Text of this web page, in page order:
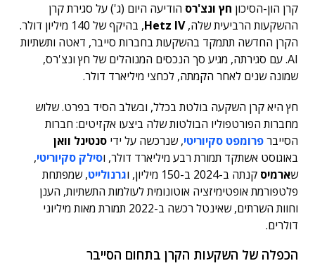
קרן הון-הסיכון חץ ונצ'רס הודיעה היום (ג') על סגירת קרן
ההשקעות הרביעית שלה,Hetz IV
, בהיקף של 140 מיליון דולר.
הקרן החדשה תתמקד בהשקעות בחברות סייבר, דאטה ותשתיות
AI. עם סגירתה, מגיע סך הנכסים המנוהלים של חץ ונצ'רס,
שמונה שנים לאחר הקמתה, לכחצי מיליארד דולר.
חץ היא קרן השקעה בולטת בכלל, ובשלב הסיד בפרט. שלוש
מחברות הפורטפוליו הבולטות שלה ביצעו אקזיטים: חברות
הסייברפרומפט סקיוריטי, שנרכשה על ידי סנטינל וואן
באוגוסט אשתקד תמורת רבע מיליארד דולר, וסילק סקיוריטי,
שארמיס קנתה ב-2024 ב-150 מיליון, ו גרנולייט, שמפתחת
פלטפורמת אופטימיזציה אוטונומית לעולמות התשתיות, הענן
וחוות השרתים, שאינטל רכשה ב-2022 תמורת מאות מיליוני
דולרים.
הכפלה של השקעות הקרן בתחום הסייבר